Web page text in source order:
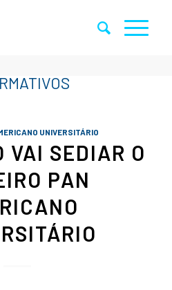
UNIVERSITÁRIO
VAI SEDIAR O
PAN